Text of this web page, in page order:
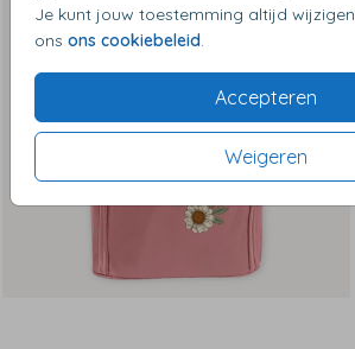
Je kunt jouw toestemming altijd
ons ons cookiebeleid.
Accepteren
Weigeren